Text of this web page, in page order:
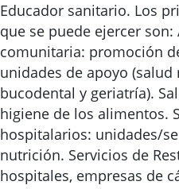
Educador sanitario. Los
que se puede ejercer
comunitaria: promoción
unidades de apoyo
bucodental y geriatría).
higiene de los alimentos.
hospitalarios: unidades/
nutrición. Servicios de
hospitales, empresas de